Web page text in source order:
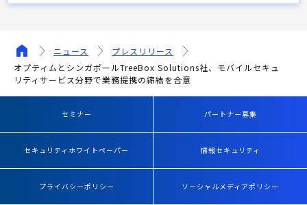
ニュース
プレスリリース
オプティムとシンガポールTreeBox Solutions社、モバイルセキュ
リティサービス分野で業務提携の締結を合意
セミナー パートナー募集
セキュリティホワイトペーパー 情報セキュリティ
プライバシーポリシー ソーシャルメディアポリシー